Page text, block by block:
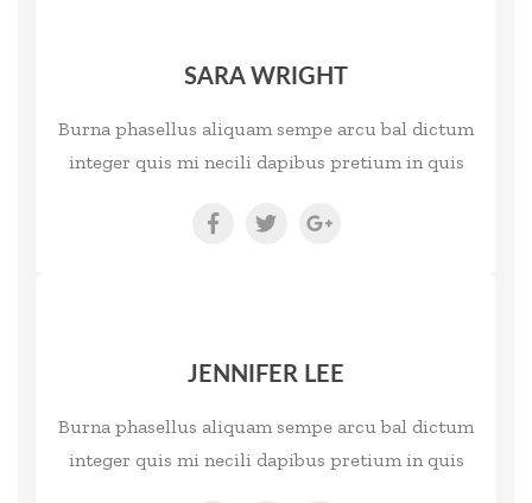
SARA WRIGHT
Burna phasellus aliquam sempe arcu bal dictum
integer quis mi necili dapibus pretium in quis
JENNIFER LEE
Burna phasellus aliquam sempe arcu bal dictum
integer quis mi necili dapibus pretium in quis